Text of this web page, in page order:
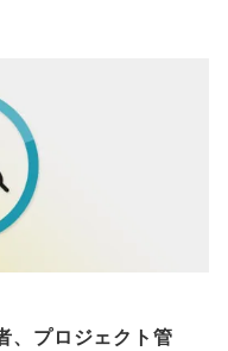
、プロジェクト管